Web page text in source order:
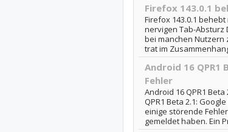
Firefox 143.0.1
Firefox 143.0.1
nervigen Tab-Absturz
bei manchen Nutzern
trat im
Android 16 QPR1
Fehler
Android 16 QPR1
QPR1 Beta 2.1:
einige störende
gemeldet haben. Ein